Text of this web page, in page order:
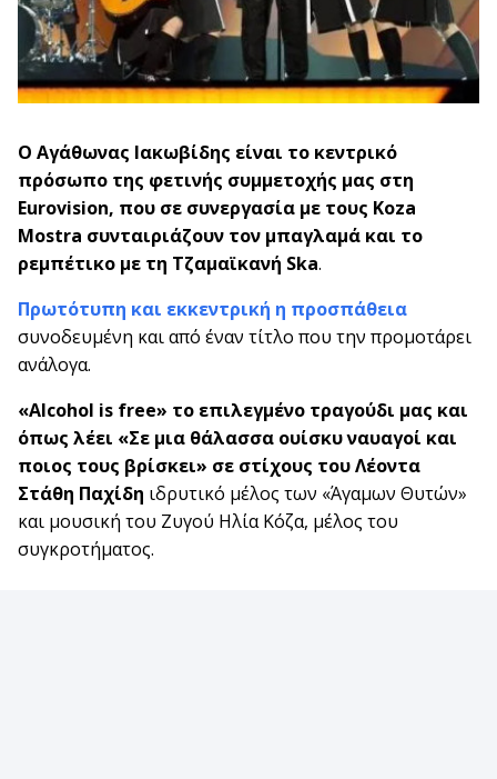
O Αγάθωνας Ιακωβίδης είναι το κεντρικό
πρόσωπο της φετινής συμμετοχής μας στη
Εurovision, που σε συνεργασία με τους Koza
Mostra συνταιριάζουν τον μπαγλαμά και το
ρεμπέτικο με τη Τζαμαϊκανή Ska.
Πρωτότυπη και εκκεντρική η προσπάθεια
συνοδευμένη και από έναν τίτλο που την προμοτάρει
ανάλογα.
«Alcohol is free» το επιλεγμένο τραγούδι μας και
όπως λέει «Σε μια θάλασσα ουίσκυ ναυαγοί και
ποιος τους βρίσκει» σε στίχους του Λέοντα
Στάθη Παχίδη ιδρυτικό μέλος των «Άγαμων Θυτών»
και μουσική του Ζυγού Ηλία Κόζα, μέλος του
συγκροτήματος.